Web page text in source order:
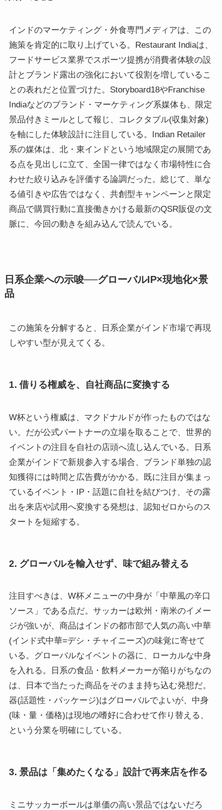
インドのマーケティング・外食専門メディアは、この
施策を肯定的に取り上げている。Restaurant Indiaは、
フードサービス業界でスポーツ提携が消費者体験の設
計とブランド露出の強化において役割を増しているこ
との表れだと位置づけた。Storyboard18やFranchise
Indiaなどのブランド・マーケティング系媒体も、限定
景品付きミールとして報じ、コレクタブル(収集対象)
を軸にした体験設計に注目している。Indian Retailer
系の媒体は、北・東インドという地域限定の展開であ
る点を見出しに立て、全国一律ではなく市場特性に合
わせた絞り込みを評価する論調だった。総じて、単な
る値引きや広告ではなく、共創型キャンペーンと限定
商品で購買行動に直接働きかける最新のQSR販促の文
脈に、今回の動きを組み込んで読んでいる。
日系企業への示唆──グローバルIP×現地化×景
品
この施策を分解すると、日系企業がインド市場で再現
しやすい型が見えてくる。
1. 借りる権威を、自社商品に変換する
W杯という権威は、マクドナルドが作ったものではな
い。だが公式パートナーの立場を取ることで、世界的
イベントの注目を自社の店頭へ流し込んでいる。日系
企業がインドで新規参入する場合、ブランド単独の認
知獲得には時間と広告費がかかる。既に注目が集まっ
ているイベント・IP・話題に自社を結びつけ、その露
出を来店や試用へ変換する発想は、認知ゼロからのス
タートを短縮する。
2. グローバルを輸入せず、味で組み替える
注目すべきは、W杯メニューの中身が「中華風の辛口
ソース」である点だ。サッカーは欧州・南米のイメー
ジが強いが、商品はインドの都市部で人気の高い中華
(インド式中華=デシ・チャイニーズ)の味覚に寄せて
いる。グローバルなイベントの器に、ローカルな中身
を入れる。日系の食品・飲料メーカーが陥りがちなの
は、日本で当たった商品をそのまま持ち込む発想だ。
器(話題性・パッケージ)はグローバルでよいが、中身
(味・量・価格)は現地の嗜好に合わせて作り替える、
という分業を明確にしている。
3. 景品は「集めたくなる」設計で再来店を作る
ミニサッカーボールは単価の高い景品ではないだろ